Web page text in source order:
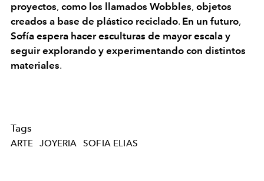
proyectos, como los llamados Wobbles, objetos
creados a base de plástico reciclado. En un futuro,
Sofía espera hacer esculturas de mayor escala y
seguir explorando y experimentando con distintos
materiales.
Tags
ARTE JOYERIA SOFIA ELIAS